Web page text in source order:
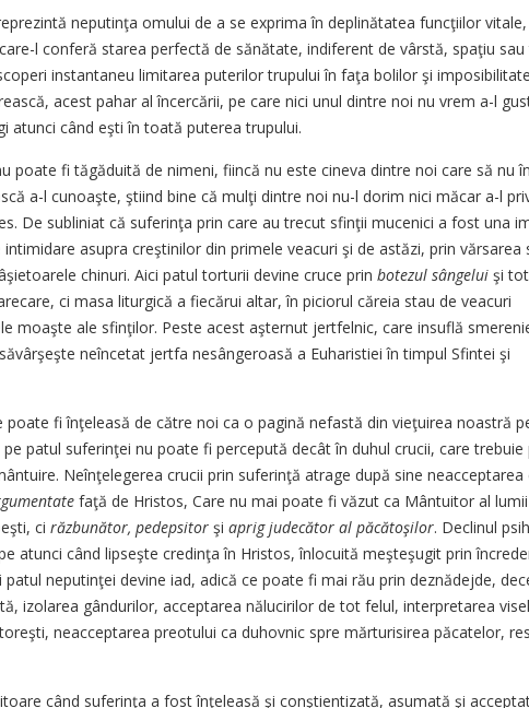
neputinţa omului de a se exprima în deplinătatea funcţiilor vitale,
l conferă starea perfectă de sănătate, indiferent de vârstă, spaţiu sau
instantaneu limitarea puterilor trupului în faţa bolilor şi
acest pahar al încercării, pe care nici unul dintre noi nu vrem a-l
atunci când eşti în toată puterea trupului.
poate fi tăgăduită de nimeni, fiincă nu este cineva dintre noi care să nu
a-l cunoaşte, ştiind bine că mulţi dintre noi nu-l dorim nici măcar a-l
De subliniat că suferinţa prin care au trecut sfinţii mucenici a fost una
asupra creştinilor din primele veacuri şi de astăzi, prin vărsarea
chinuri. Aici patul torturii devine cruce prin botezul sângelui şi
ci masa liturgică a fiecărui altar, în piciorul căreia stau de veacuri
moaşte ale sfinţilor. Peste acest aşternut jertfelnic, care insuflă
neîncetat jertfa nesângeroasă a Euharistiei în timpul Sfintei şi
poate fi înţeleasă de către noi ca o pagină nefastă din vieţuirea noastră
patul suferinţei nu poate fi percepută decât în duhul crucii, care trebuie
Neînţelegerea crucii prin suferinţă atrage după sine neacceptarea
faţă de Hristos, Care nu mai poate fi văzut ca Mântuitor al
ci răzbunător, pedepsitor şi aprig judecător al păcătoşilor. Declinul
atunci când lipseşte credinţa în Hristos, înlocuită meşteşugit prin
neputinţei devine iad, adică ce poate fi mai rău prin deznădejde,
izolarea gândurilor, acceptarea nălucirilor de tot felul, interpretarea
neacceptarea preotului ca duhovnic spre mărturisirea păcatelor,
când suferinţa a fost înţeleasă şi conştientizată, asumată şi